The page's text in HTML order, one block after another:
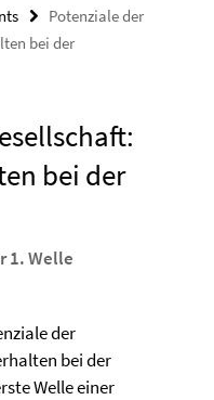
Potenziale der
bei der
bei der
1. Welle
der
bei der
Welle einer